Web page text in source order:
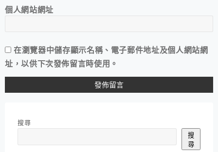
個人網站網址
在瀏覽器中儲存顯示名稱、電子郵件地址及個人網站網
址，以供下次發佈留言時使用。
搜尋
搜
尋